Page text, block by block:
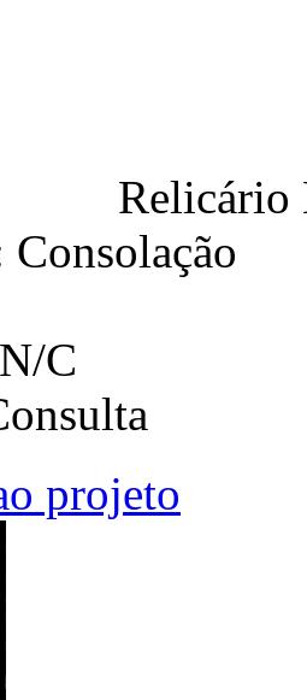
Relicário
Consolação
N/C
projeto